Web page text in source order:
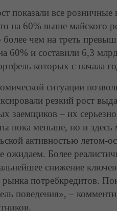
показали все
на 60% выше майского
чем на треть
60% и составили 6,3
которых с начала
ситуации
резкий рост
заемщиков – их
пока меньше, но и
активностью летом-
ожидаем. Более
снижение
потребкредитов.
поведения», –